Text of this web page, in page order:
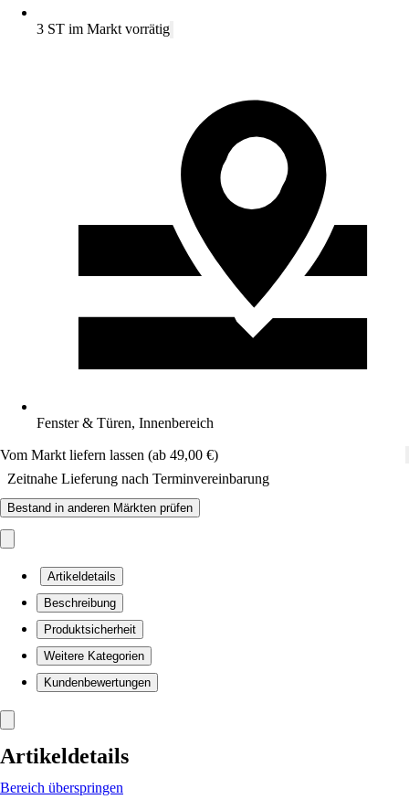
3 ST im Markt vorrätig
Fenster & Türen, Innenbereich
Vom Markt liefern lassen (ab 49,00 €)
Zeitnahe Lieferung nach Terminvereinbarung
Bestand in anderen Märkten prüfen
Artikeldetails
Beschreibung
Produktsicherheit
Weitere Kategorien
Kundenbewertungen
Artikeldetails
Bereich überspringen